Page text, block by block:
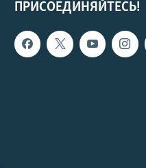
ПРИСОЕДИНЯЙТЕСЬ!